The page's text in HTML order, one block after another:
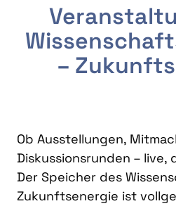
–
Ob Ausstellungen,
Diskussionsrunden –
Der Speicher des
Zukunftsenergie ist